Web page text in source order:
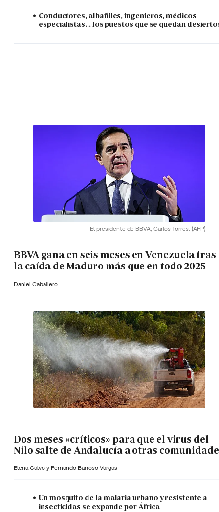
Conductores, albañiles, ingenieros, médicos
especialistas... los puestos que se quedan
El presidente de BBVA, Carlos Torres. (AFP)
BBVA gana en seis meses en Venezuela tras
la caída de Maduro más que en todo 2025
Daniel Caballero
Dos meses «críticos» para que el virus del
Nilo salte de Andalucía a otras
Elena Calvo y Fernando Barroso Vargas
Un mosquito de la malaria urbano y resistente a
insecticidas se expande por África